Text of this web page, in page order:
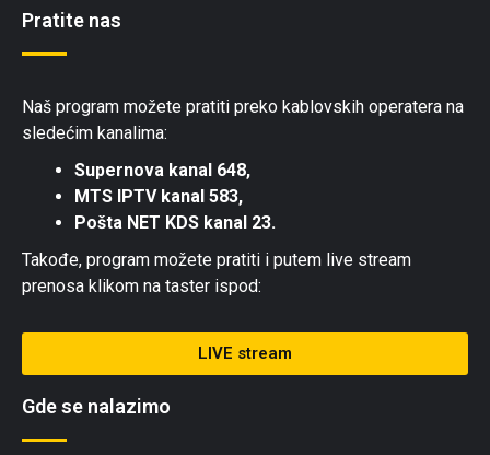
Pratite nas
Naš program možete pratiti preko kablovskih operatera na
sledećim kanalima:
Supernova kanal 648,
MTS IPTV kanal 583,
Pošta NET KDS kanal 23.
Takođe, program možete pratiti i putem live stream
prenosa klikom na taster ispod:
LIVE stream
Gde se nalazimo